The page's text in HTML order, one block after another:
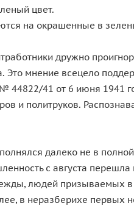
цвет.
на окрашенные в
дружно
Это мнение всецело
44822/41 от 6 июня 1941
и политруков.
далеко не в
с августа
людей призываемых
в неразберихе первых